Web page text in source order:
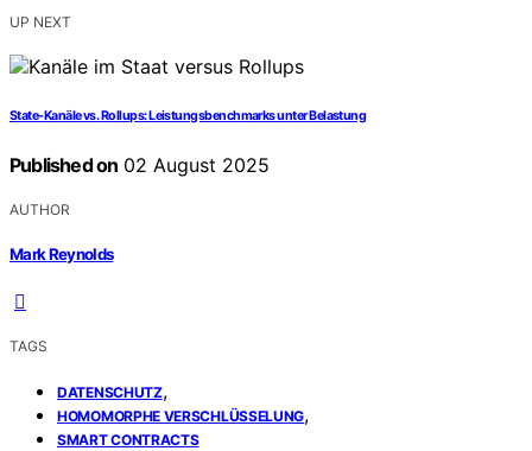
UP NEXT
State-Kanäle vs. Rollups: Leistungsbenchmarks unter Belastung
Published on 02 August 2025
AUTHOR
Mark Reynolds
TAGS
DATENSCHUTZ,
HOMOMORPHE VERSCHLÜSSELUNG,
SMART CONTRACTS